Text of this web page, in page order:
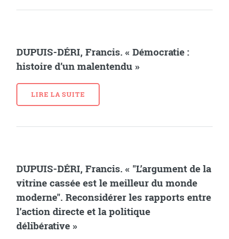
DUPUIS-DÉRI, Francis. « Démocratie :
histoire d’un malentendu »
LIRE LA SUITE
DUPUIS-DÉRI, Francis. « "L’argument de la
vitrine cassée est le meilleur du monde
moderne". Reconsidérer les rapports entre
l’action directe et la politique
délibérative »